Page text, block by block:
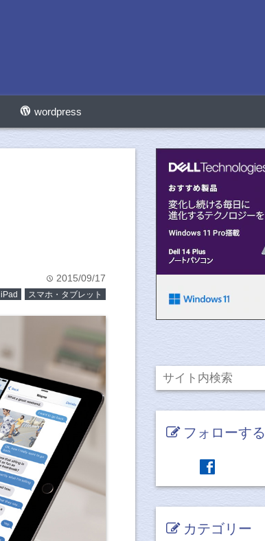
wordpress
time 2015/09/17
iPad スマホ・タブレット
フォローする
facebook
カテゴリー